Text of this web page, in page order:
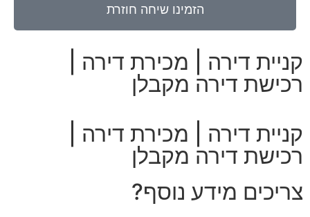
הזמינו שיחה חוזרת
קניית דירה | מכירת דירה |
רכישת דירה מקבלן
קניית דירה | מכירת דירה |
רכישת דירה מקבלן
צריכים מידע נוסף?